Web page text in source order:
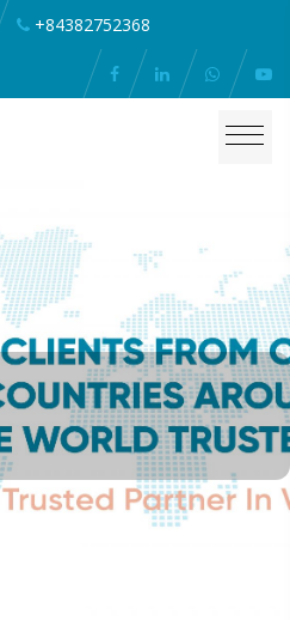
+84382752368